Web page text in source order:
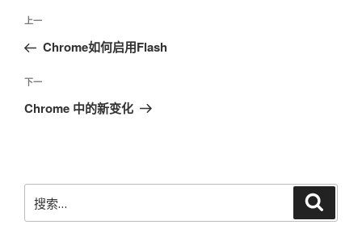
文
导
航
上
一
文
章
上一
Chrome如何启用Flash
下
一
下一
Chrome 中的新变化
搜
索：